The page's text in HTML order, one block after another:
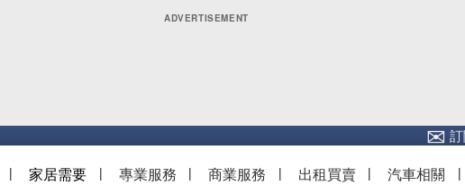
✉
| 家居需要 | 專業服務 | 商業服務 | 出租買賣 | 汽車相關 |